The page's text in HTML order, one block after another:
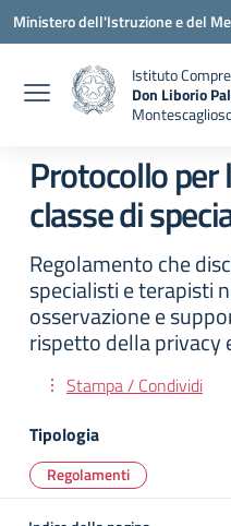
Vai ai contenuti
Vai al menu di navigazione
Vai al footer
Ministero dell'Istruzione e del
Istituto
Don Liborio
Protocollo per
classe di
Regolamento che
specialisti e terapisti
osservazione e
rispetto della privacy
Stampa / Condividi
Tipologia
Regolamenti